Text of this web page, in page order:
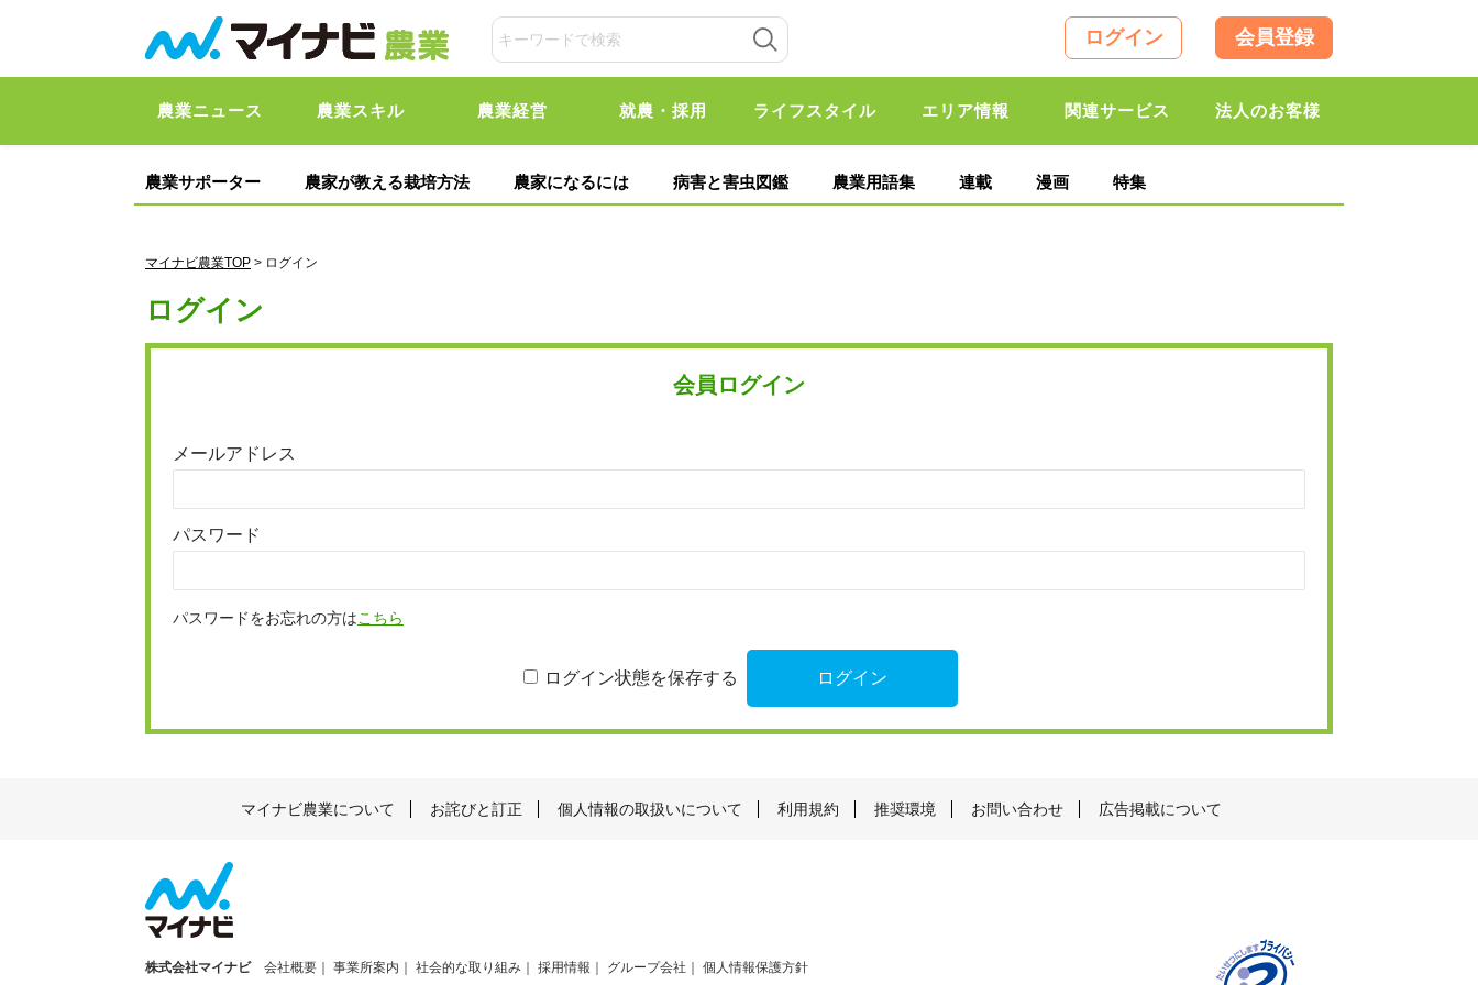
ログイン 会員登録
農業ニュース 農業スキル 農業経営 就農・採用 ライフスタイル エリア情報 関連サービス 法人のお客様
農業サポーター 農家が教える栽培方法 農家になるには 病害と害虫図鑑 農業用語集 連載 漫画 特集
マイナビ農業TOP > ログイン
ログイン
会員ログイン
メールアドレス
パスワード
パスワードをお忘れの方はこちら
ログイン状態を保存する
マイナビ農業について お詫びと訂正 個人情報の取扱いについて 利用規約 推奨環境 お問い合わせ 広告掲載について
株式会社マイナビ 会社概要 事業所案内 社会的な取り組み 採用情報 グループ会社 個人情報保護方針